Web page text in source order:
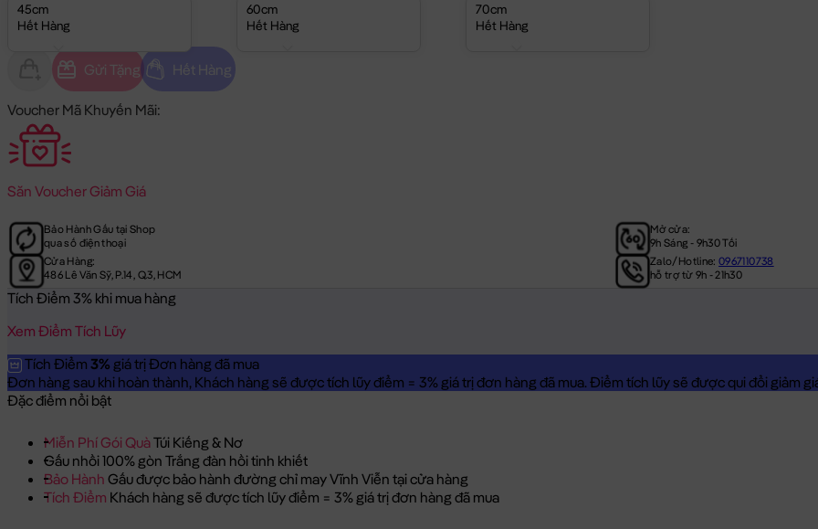
45cm
Hết Hàng
60cm
Hết Hàng
70cm
Hết Hàng
Gửi Tặng Hết Hàng
Voucher Mã Khuyến Mãi:
Săn Voucher Giảm Giá
Bảo Hành Gấu tại Shop
qua số điện thoại
Mở cửa:
9h Sáng - 9h30 Tối
Cửa Hàng:
486 Lê Văn Sỹ, P.14, Q.3, HCM
Zalo/Hotline:0967110738
hỗ trợ từ 9h - 21h30
Tích Điểm 3% khi mua hàng
Xem Điểm Tích Lũy
Tích Điểm 3% giá trị Đơn hàng đã mua
Đơn hàng sau khi hoàn thành, Khách hàng sẽ được tích lũy điểm = 3% giá trị đơn hàng đã mua. Điểm tích lũy sẽ được qui đổi giảm
Đặc điểm nổi bật
Miễn Phí Gói QuàTúi Kiếng & Nơ
Gấu nhồi 100% gòn Trắng đàn hồi tinh khiết
Bảo Hành Gấu được bảo hành đường chỉ may Vĩnh Viễn tại cửa hàng
Tích Điểm Khách hàng sẽ được tích lũy điểm = 3% giá trị đơn hàng đã mua